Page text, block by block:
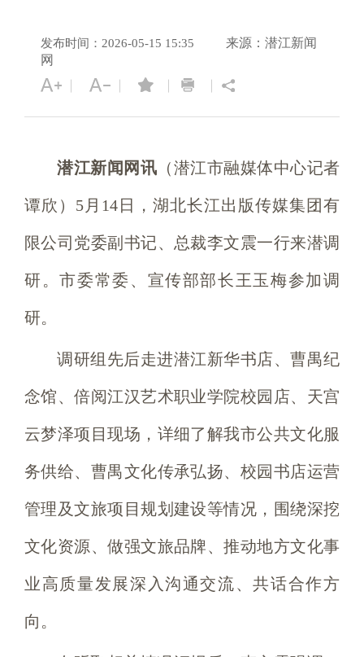
发布时间：2026-05-15 15:35
来源：潜江新闻
网
潜江新闻网讯 （潜江市融媒体中心记者
谭欣）5月14日，湖北长江出版传媒集团有
限公司党委副书记、总裁李文震一行来潜调
研。市委常委、宣传部部长王玉梅参加调
研。
调研组先后走进潜江新华书店、曹禺纪
念馆、倍阅江汉艺术职业学院校园店、天宫
云梦泽项目现场，详细了解我市公共文化服
务供给、曹禺文化传承弘扬、校园书店运营
管理及文旅项目规划建设等情况，围绕深挖
文化资源、做强文旅品牌、推动地方文化事
业高质量发展深入沟通交流、共话合作方
向。